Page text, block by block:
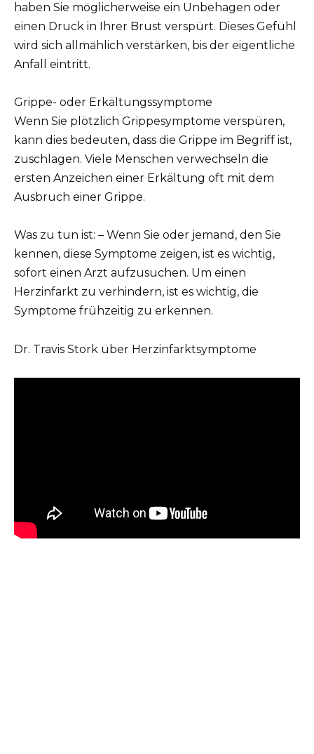
haben Sie möglicherweise ein Unbehagen oder
einen Druck in Ihrer Brust verspürt. Dieses Gefühl
wird sich allmählich verstärken, bis der eigentliche
Anfall eintritt.
Grippe- oder Erkältungssymptome
Wenn Sie plötzlich Grippesymptome verspüren,
kann dies bedeuten, dass die Grippe im Begriff ist,
zuschlagen. Viele Menschen verwechseln die
ersten Anzeichen einer Erkältung oft mit dem
Ausbruch einer Grippe.
Was zu tun ist: – Wenn Sie oder jemand, den Sie
kennen, diese Symptome zeigen, ist es wichtig,
sofort einen Arzt aufzusuchen. Um einen
Herzinfarkt zu verhindern, ist es wichtig, die
Symptome frühzeitig zu erkennen.
Dr. Travis Stork über Herzinfarktsymptome